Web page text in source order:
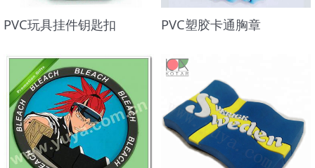
PVC玩具挂件钥匙扣 PVC塑胶卡通胸章